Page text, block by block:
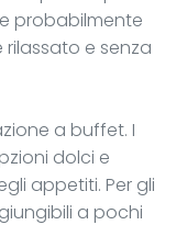
probabilmente
e senza
a buffet. I
dolci e
appetiti. Per gli
a pochi